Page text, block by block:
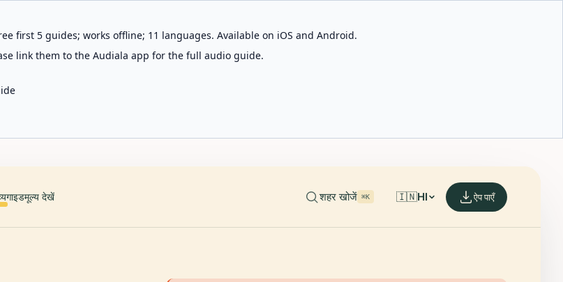
first 5 guides; works offline; 11 languages. Available on iOS and Android.
link them to the Audiala app for the full audio guide.
गाइडमूल्य देखें शहर खोजें ⌘K 🇮🇳HI ऐप पाएँ